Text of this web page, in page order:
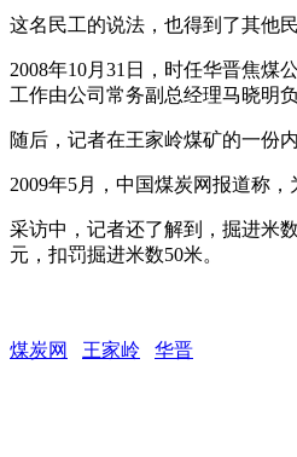
这名民工的说法，也得到了其他
2008年10月31日，时任华晋焦煤
工作由公司常务副总经理马晓明
随后，记者在王家岭煤矿的一份
2009年5月，中国煤炭网报道称
采访中，记者还了解到，掘进米
元，扣罚掘进米数50米。
煤炭网 王家岭
华晋